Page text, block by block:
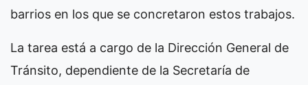
barrios en los que se concretaron estos trabajos.
La tarea está a cargo de la Dirección General de
Tránsito, dependiente de la Secretaría de